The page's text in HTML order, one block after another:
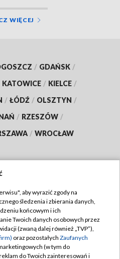
WIĘCEJ
/ GDAŃSK /
KATOWICE / KIELCE /
/ ŁÓDŹ / OLSZTYN /
/ RZESZÓW /
/ WROCŁAW
TVP
TVP
prywatności
zgody
aby wyrazić zgody na
śledzenia i zbierania danych,
końcowym i ich
Twoich danych osobowych przez
(zwaną dalej również „TVP”),
oraz pozostałych Zaufanych
(w tym do
do Twoich zainteresowań i